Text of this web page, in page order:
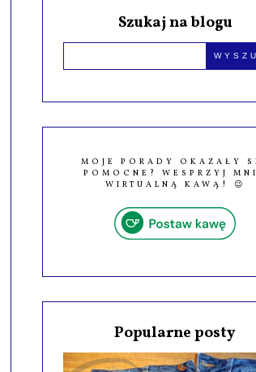
Szukaj na blogu
MOJE PORADY OKAZAŁY
POMOCNE? WESPRZYJ
WIRTUALNĄ KAWĄ! 😉
Popularne posty